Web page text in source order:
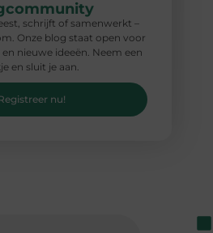
schrijft of samenwerkt –
Onze blog staat open voor
nieuwe ideeën. Neem een
en sluit je aan.
nu!